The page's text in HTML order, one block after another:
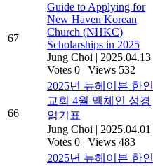
67
Guide to Applying for
New Haven Korean
Church (NHKC)
Scholarships in 2025
Jung Choi | 2025.04.13
Votes 0 | Views 532
66
2025년 뉴헤이븐 한인
교회 4월 멕체인 성경
읽기표
Jung Choi | 2025.04.01
Votes 0 | Views 483
2025년 뉴헤이븐 한인